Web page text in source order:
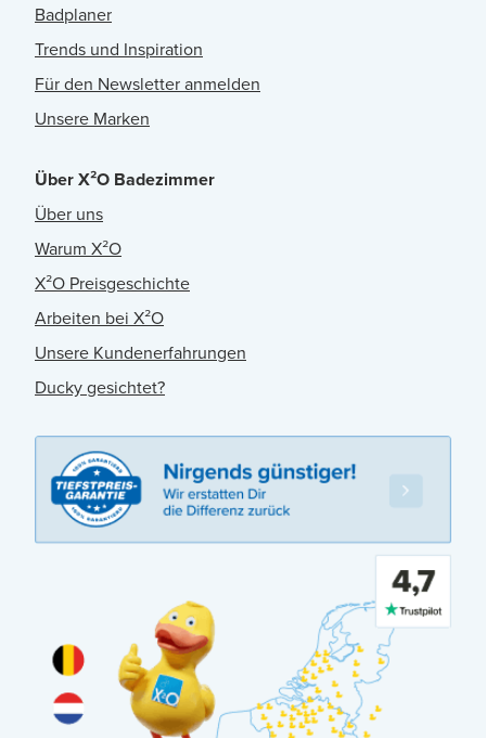
Badplaner
Trends und Inspiration
Für den Newsletter anmelden
Unsere Marken
Über X²O Badezimmer
Über uns
Warum X²O
X²O Preisgeschichte
Arbeiten bei X²O
Unsere Kundenerfahrungen
Ducky gesichtet?